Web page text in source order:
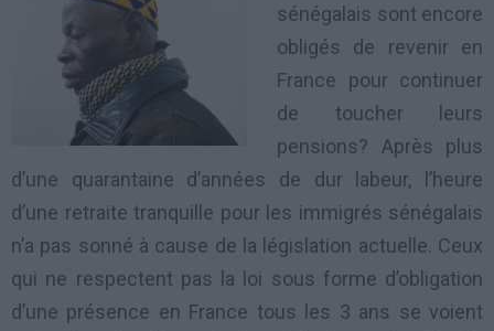
sénégalais sont encore
obligés de revenir en
France pour continuer
de toucher leurs
pensions? Après plus
d’une quarantaine d’années de dur labeur, l’heure
d’une retraite tranquille pour les immigrés sénégalais
n’a pas sonné à cause de la législation actuelle. Ceux
qui ne respectent pas la loi sous forme d’obligation
d’une présence en France tous les 3 ans se voient